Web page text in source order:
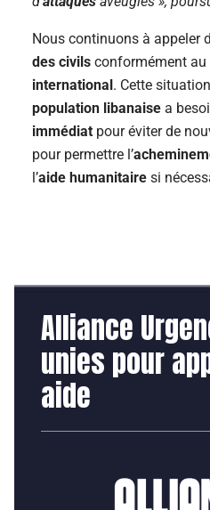
Nous continuons à appeler
des civils conformément au
international. Cette
population libanaise a
immédiat pour éviter de
pour permettre l’
l’aide humanitaire si
Alliance
unies pour
aide